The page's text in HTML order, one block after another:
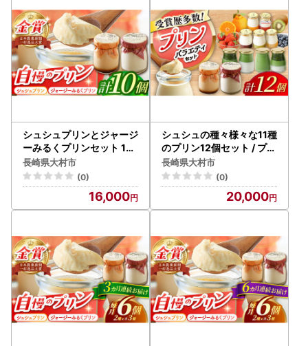
シュシュプリンとジャージ
ーみるくプリンセット 10
個入 / プリン ぷりん スイ
ーツ ミルク みるく / 大村
市 / おおむら夢ファームシ
ュシュ[ACAA116]
長崎県大村市
(0)
16,000
シュシュの種々様々な11種
のプリン12個セット / プリ
ン ぷりん 洋菓子 お菓子 デ
ザート / 大村市 / おおむら
夢ファームシュシュ [ACA
長崎県大村市
(0)
20,000